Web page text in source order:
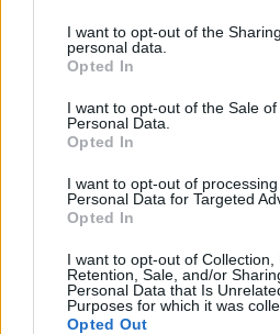
not limited to your visit or usage
grant or deny consent to Google
use your data for below specified
consent section.
I want to opt-out of the
personal data.
Opted In
I want to opt-out of the Sale of
Personal Data.
Opted In
I want to opt-out of
Personal Data for Targeted
Opted In
I want to opt-out of Collection,
Retention, Sale, and/or
Personal Data that Is
Purposes for which it was
Opted Out
Ακολουθείστε το
TελευταίεςΕιδήσειςγια την